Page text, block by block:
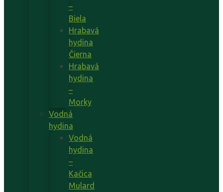
–
Biela
Hrabavá
hydina
Čierna
Hrabavá
hydina
–
Morky
Vodná
hydina
Vodná
hydina
–
Kačica
Mulard